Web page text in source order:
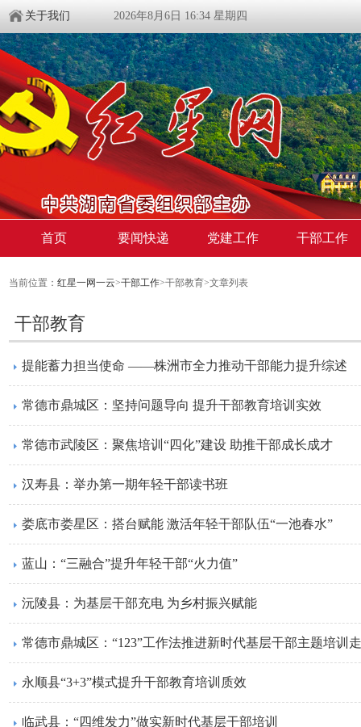
关于我们 2026年8月6日 16:34 星期四
首页 要闻快递 党建工作 干部工作
当前位置： 红星一网一云>干部工作>干部教育>文章列表
干部教育
提能蓄力担当使命 ——株洲市全力推动干部能力提升综述
常德市鼎城区：坚持问题导向 提升干部教育培训实效
常德市武陵区：聚焦培训“四化”建设 助推干部成长成才
汉寿县：举办第一期年轻干部读书班
娄底市娄星区：搭台赋能 激活年轻干部队伍“一池春水”
蓝山：“三融合”提升年轻干部“火力值”
沅陵县：为基层干部充电 为乡村振兴赋能
常德市鼎城区：“123”工作法推进新时代基层干部主题培训
永顺县“3+3”模式提升干部教育培训质效
临武县：“四维发力”做实新时代基层干部培训